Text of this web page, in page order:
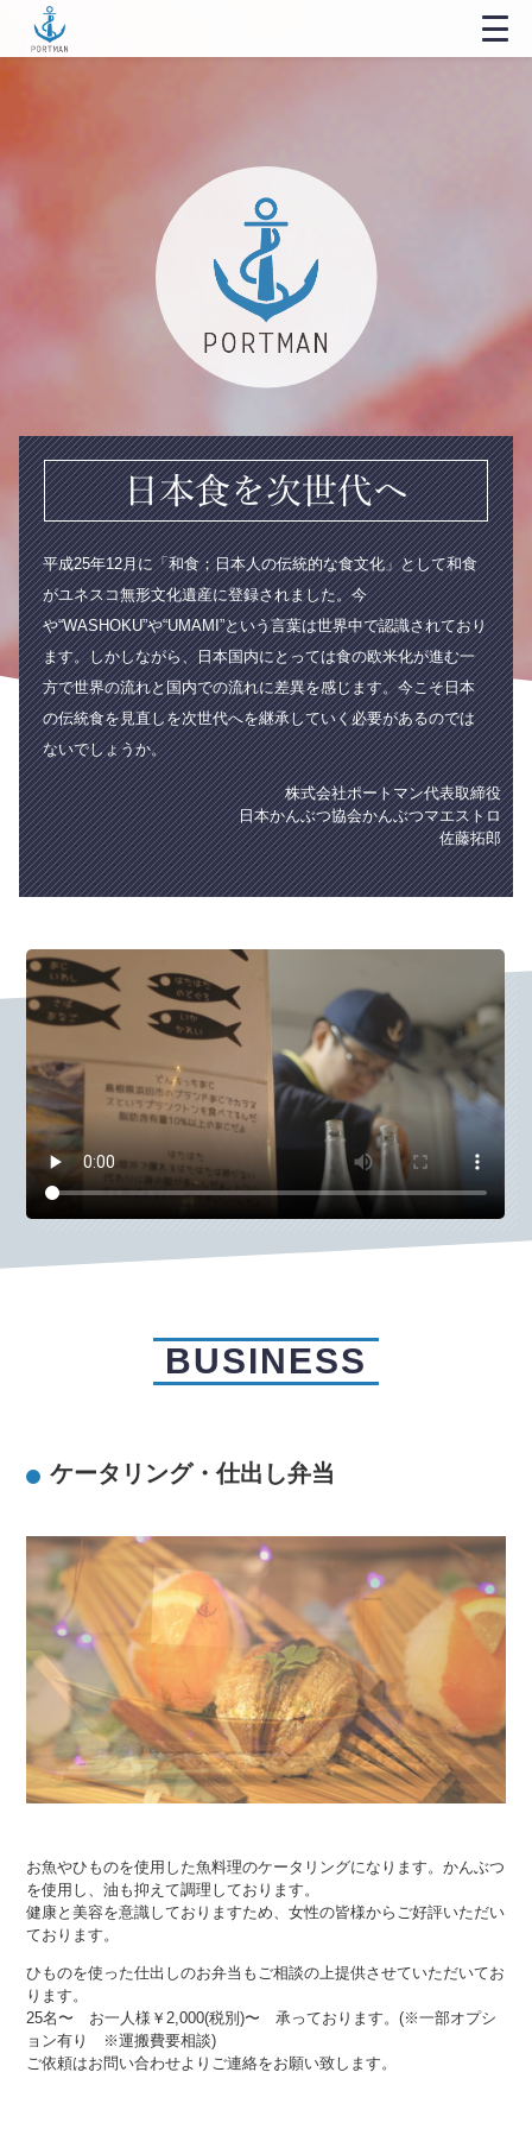
平成25年12月に「和食；日本人の伝統的な食文化」として和食
がユネスコ無形文化遺産に登録されました。今
や“WASHOKU”や“UMAMI”という言葉は世界中で認識されており
ます。しかしながら、日本国内にとっては食の欧米化が進む一
方で世界の流れと国内での流れに差異を感じます。今こそ日本
の伝統食を見直しを次世代へを継承していく必要があるのでは
ないでしょうか。
株式会社ポートマン代表取締役
日本かんぶつ協会かんぶつマエストロ
佐藤拓郎
BUSINESS
ケータリング・仕出し弁当
お魚やひものを使用した魚料理のケータリングになります。かんぶつ
を使用し、油も抑えて調理しております。
健康と美容を意識しておりますため、女性の皆様からご好評いただい
ております。
ひものを使った仕出しのお弁当もご相談の上提供させていただいてお
ります。
25名〜 お一人様￥2,000(税別)〜 承っております。(※一部オプシ
ョン有り ※運搬費要相談)
ご依頼はお問い合わせよりご連絡をお願い致します。